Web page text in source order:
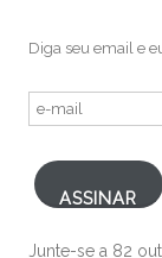
Diga seu email e
e-
ASSINAR
Junte-se a 82